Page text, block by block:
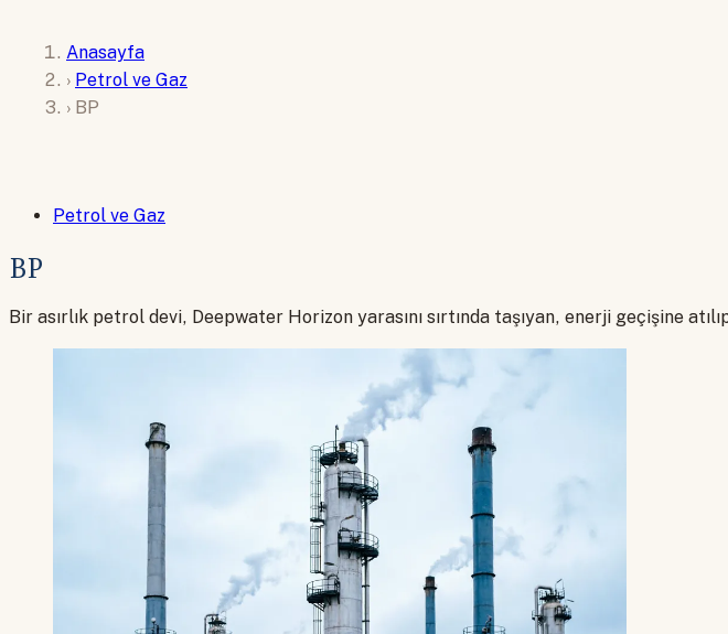
Anasayfa
› Petrol ve Gaz
› BP
Petrol ve Gaz
BP
Bir asırlık petrol devi, Deepwater Horizon yarasını sırtında taşıyan, enerji geçişine